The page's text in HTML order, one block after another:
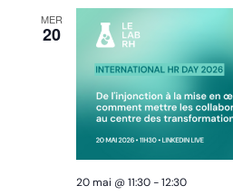
MER
20
20 mai @ 11:30-12:30